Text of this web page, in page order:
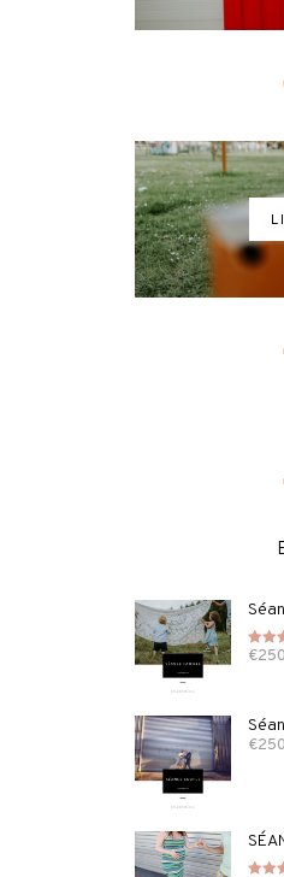
Note
€
€